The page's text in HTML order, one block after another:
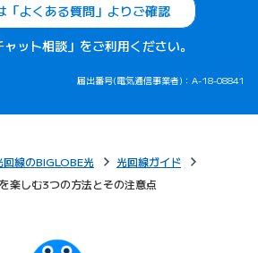
「よくある質問」よりご確認
ット相談」をご利用ください。
届出番号(電気通信事業者)：A-18-08841
回線のBIGLOBE光
光回線ガイド
楽しむ3つの方法とその注意点
開きます）